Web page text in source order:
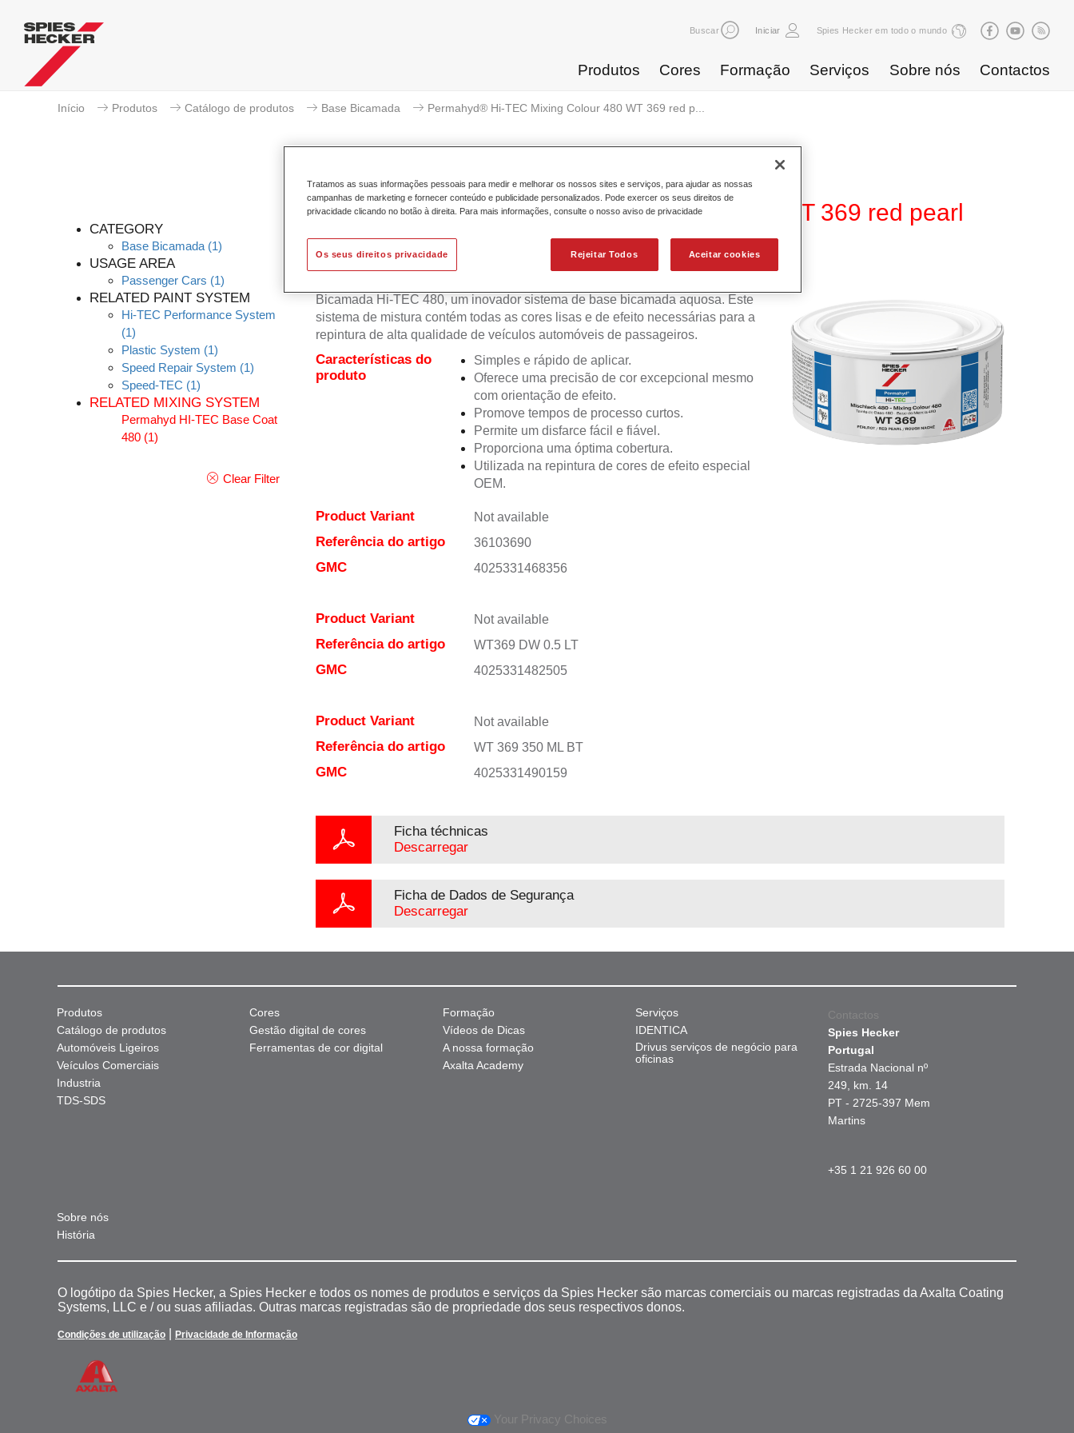
Buscar Iniciar Spies Hecker em todo o mundo
Produtos Cores Formação Serviços Sobre nós Contactos
Início Produtos Catálogo de produtos Base Bicamada Permahyd® Hi-TEC Mixing Colour 480 WT 369 red p...
CATEGORY
Base Bicamada (1)
USAGE AREA
Passenger Cars (1)
RELATED PAINT SYSTEM
Hi-TEC Performance System
(1)
Plastic System (1)
Speed Repair System (1)
Speed-TEC (1)
RELATED MIXING SYSTEM
Permahyd HI-TEC Base Coat
480 (1)
Clear Filter
Permahyd® Hi-TEC Mixing Colour 480 WT 369 red pearl
Bicamada Hi-TEC 480, um inovador sistema de base bicamada aquosa. Este
sistema de mistura contém todas as cores lisas e de efeito necessárias para a
repintura de alta qualidade de veículos automóveis de passageiros.
Características do
produto
Simples e rápido de aplicar.
Oferece uma precisão de cor excepcional mesmo
com orientação de efeito.
Promove tempos de processo curtos.
Permite um disfarce fácil e fiável.
Proporciona uma óptima cobertura.
Utilizada na repintura de cores de efeito especial
OEM.
Product Variant Not available
Referência do artigo 36103690
GMC 4025331468356
Product Variant Not available
Referência do artigo WT369 DW 0.5 LT
GMC 4025331482505
Product Variant Not available
Referência do artigo WT 369 350 ML BT
GMC 4025331490159
Ficha téchnicas
Descarregar
Ficha de Dados de Segurança
Descarregar
Produtos
Catálogo de produtos
Automóveis Ligeiros
Veículos Comerciais
Industria
TDS-SDS
Cores
Gestão digital de cores
Ferramentas de cor digital
Formação
Vídeos de Dicas
A nossa formação
Axalta Academy
Serviços
IDENTICA
Drivus serviços de negócio para
oficinas
Sobre nós
História
Contactos
Spies Hecker
Portugal
Estrada Nacional nº
249, km. 14
PT - 2725-397 Mem
Martins
+35 1 21 926 60 00
O logótipo da Spies Hecker, a Spies Hecker e todos os nomes de produtos e serviços da Spies Hecker são marcas comerciais ou marcas registradas da Axalta Coating
Systems, LLC e / ou suas afiliadas. Outras marcas registradas são de propriedade dos seus respectivos donos.
Condições de utilização Privacidade de Informação
Your Privacy Choices
Tratamos as suas informações pessoais para medir e melhorar os nossos sites e serviços, para ajudar as nossas
campanhas de marketing e fornecer conteúdo e publicidade personalizados. Pode exercer os seus direitos de
privacidade clicando no botão à direita. Para mais informações, consulte o nosso aviso de privacidade
Rejeitar Todos Aceitar cookies
Os seus direitos privacidade